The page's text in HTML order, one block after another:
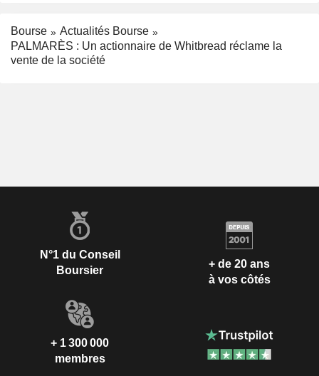
Bourse
Actualités Bourse
PALMARÈS : Un actionnaire de Whitbread réclame la
vente de la société
N°1 du Conseil
Boursier
+ de 20 ans
à vos côtés
+ 1 300 000
membres